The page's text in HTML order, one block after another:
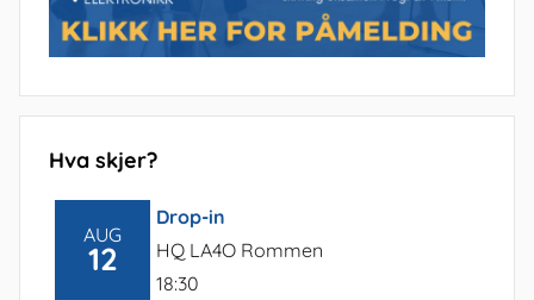
Hva skjer?
AUG
12
Drop-in
HQ LA4O Rommen
18:30